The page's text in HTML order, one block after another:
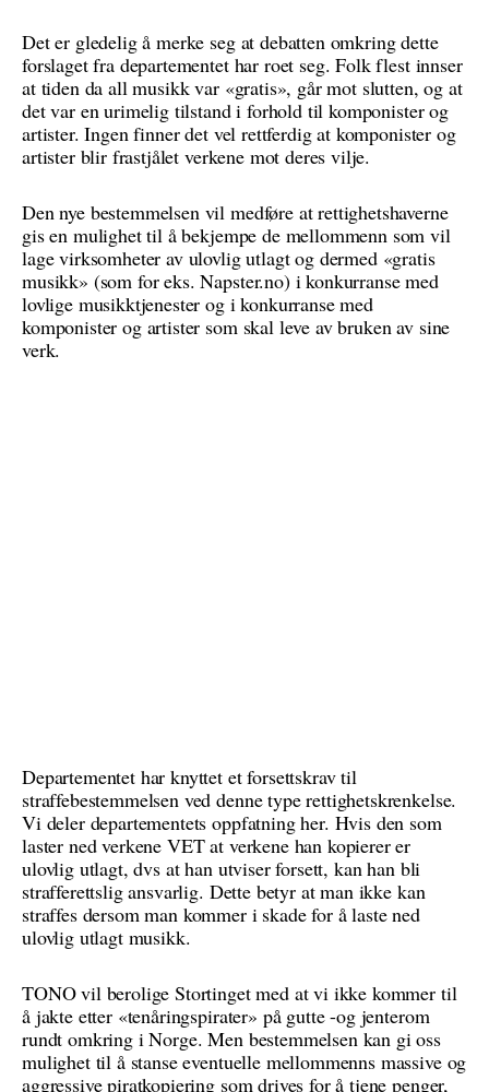
Det er gledelig å merke seg at debatten omkring dette
forslaget fra departementet har roet seg. Folk flest innser
at tiden da all musikk var «gratis», går mot slutten, og at
det var en urimelig tilstand i forhold til komponister og
artister. Ingen finner det vel rettferdig at komponister og
artister blir frastjålet verkene mot deres vilje.
Den nye bestemmelsen vil medføre at rettighetshaverne
gis en mulighet til å bekjempe de mellommenn som vil
lage virksomheter av ulovlig utlagt og dermed «gratis
musikk» (som for eks. Napster.no) i konkurranse med
lovlige musikktjenester og i konkurranse med
komponister og artister som skal leve av bruken av sine
verk.
Departementet har knyttet et forsettskrav til
straffebestemmelsen ved denne type rettighetskrenkelse.
Vi deler departementets oppfatning her. Hvis den som
laster ned verkene VET at verkene han kopierer er
ulovlig utlagt, dvs at han utviser forsett, kan han bli
strafferettslig ansvarlig. Dette betyr at man ikke kan
straffes dersom man kommer i skade for å laste ned
ulovlig utlagt musikk.
TONO vil berolige Stortinget med at vi ikke kommer til
å jakte etter «tenåringspirater» på gutte -og jenterom
rundt omkring i Norge. Men bestemmelsen kan gi oss
mulighet til å stanse eventuelle mellommenns massive og
aggressive piratkopiering som drives for å tjene penger,